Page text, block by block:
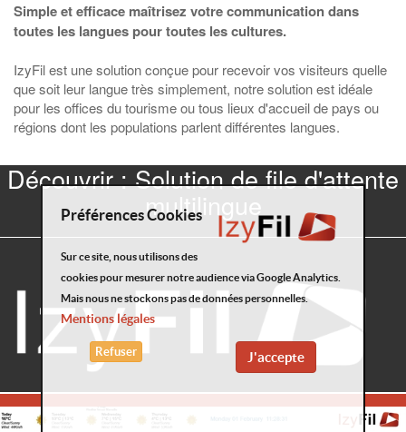
Simple et efficace maîtrisez votre communication dans
toutes les langues pour toutes les cultures.
IzyFil est une solution conçue pour recevoir vos visiteurs quelle
que soit leur langue très simplement, notre solution est idéale
pour les offices du tourisme ou tous lieux d'accueil de pays ou
régions dont les populations parlent différentes langues.
Découvrir : Solution de file d'attente
multilingue
Previous
Préférences Cookies
Sur ce site, nous utilisons des
cookies pour mesurer notre audience via Google Analytics.
Mais nous ne stockons pas de données personnelles.
Mentions légales
J'accepte
Refuser